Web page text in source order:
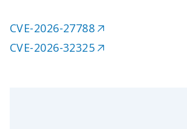
CVE-2026-27788
CVE-2026-32325